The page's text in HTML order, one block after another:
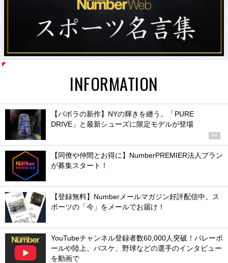
INFORMATION
【バボラの新作】NYの輝きを纏う。「PURE
DRIVE」と最新シューズに限定モデルが登場
PR
【同僚や仲間とお得に】NumberPREMIER法人プラン
が募集スタート！
【登録無料】Numberメールマガジン好評配信中。ス
ポーツの「今」をメールでお届け！
YouTubeチャンネル登録者数60,000人突破！バレーボ
ールや陸上、バスケ、野球などの選手のインタビュー
を動画で